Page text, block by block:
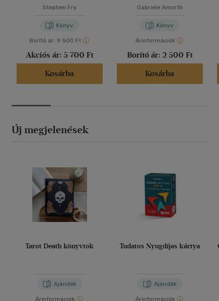
Stephen Fry
Könyv
Borító ár: 9 500 Ft
Akciós ár: 5 700 Ft
Kosárba
Gabriele Amorth
Könyv
Árinformációk
Borító ár: 2 500 Ft
Kosárba
Új megjelenések
Tarot Death könyvtok
Ajándék
Árinformációk
Tudatos Nyugdíjas kártya
Ajándék
Árinformációk